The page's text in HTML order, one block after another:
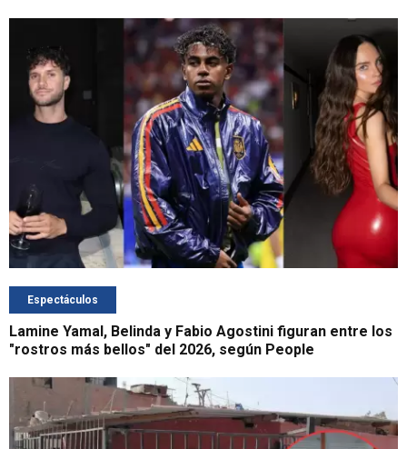
Espectáculos
Lamine Yamal, Belinda y Fabio Agostini figuran entre los
"rostros más bellos" del 2026, según People